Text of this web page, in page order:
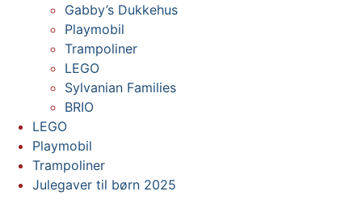
Gabby’s Dukkehus
Playmobil
Trampoliner
LEGO
Sylvanian Families
BRIO
LEGO
Playmobil
Trampoliner
Julegaver til børn 2025